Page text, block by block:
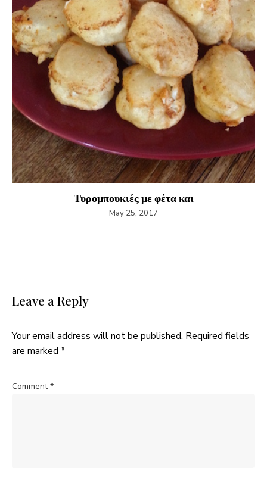
Τυρομπουκιές με φέτα και
May 25, 2017
Leave a Reply
Your email address will not be published. Required fields
are marked *
Comment*